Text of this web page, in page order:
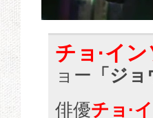
チョ·イ
ョー 「ジ
俳優チョ·